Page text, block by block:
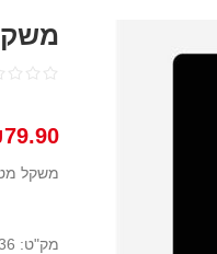
משקל מטבח
מק"ט: